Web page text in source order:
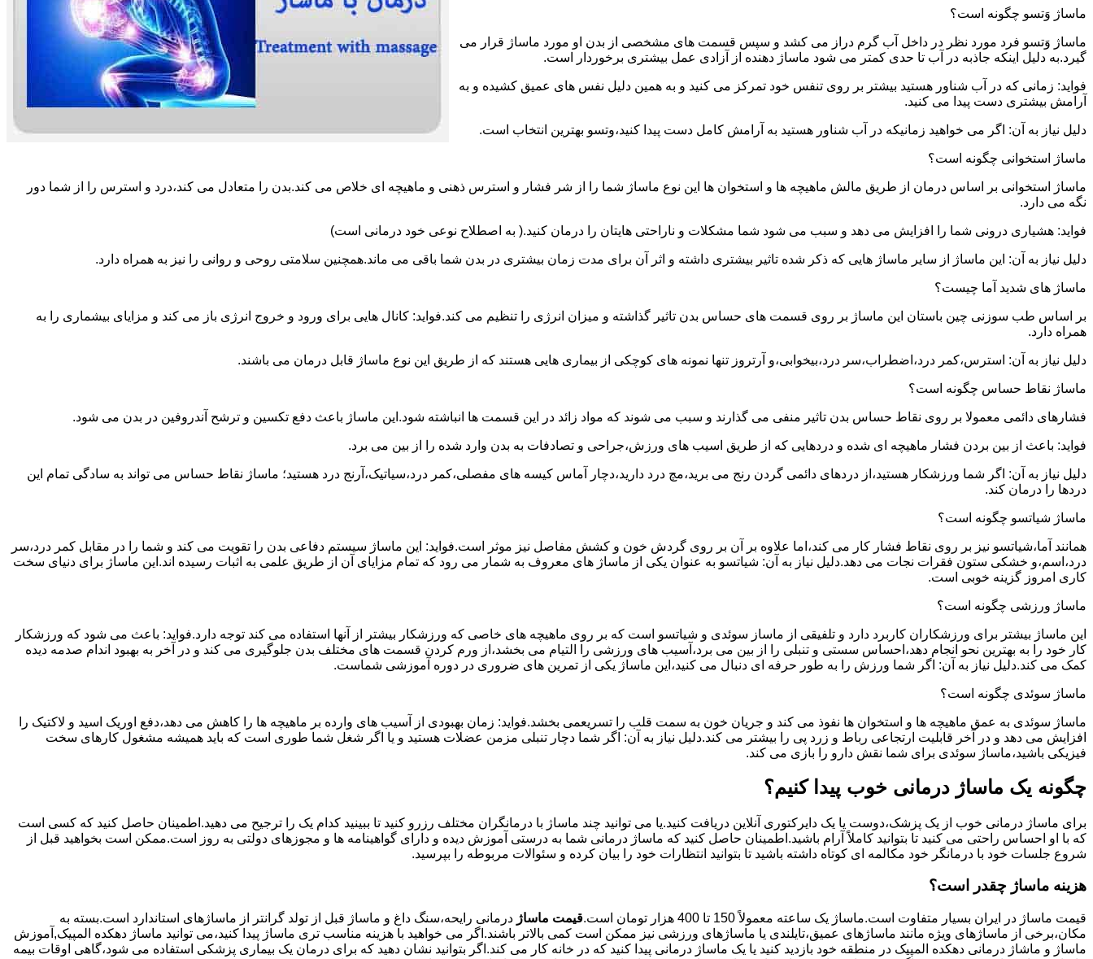
ماساژ وَتسو چگونه است؟
ماساژ وَتسو فرد مورد نظر در داخل آب گرم دراز می کشد و سپس قسمت های مشخصی از بدن او مورد ماساژ قرار می
گیرد.به دلیل اینکه جاذبه در آب تا حدی کمتر می شود ماساژ دهنده از آزادی عمل بیشتری برخوردار است.
فواید: زمانی که در آب شناور هستید بیشتر بر روی تنفس خود تمرکز می کنید و به همین دلیل نفس های عمیق کشیده و به
آرامش بیشتری دست پیدا می کنید.
دلیل نیاز به آن: اگر می خواهید زمانیکه در آب شناور هستید به آرامش کامل دست پیدا کنید،وتسو بهترین انتخاب است.
ماساژ استخوانی چگونه است؟
ماساژ استخوانی بر اساس درمان از طریق مالش ماهیچه ها و استخوان ها این نوع ماساژ شما را از شر فشار و استرس ذهنی و ماهیچه ای خلاص می کند.بدن را متعادل می کند،درد و استرس را از شما دور
نگه می دارد.
فواید: هشیاری درونی شما را افزایش می دهد و سبب می شود شما مشکلات و ناراحتی هایتان را درمان کنید.( به اصطلاح نوعی خود درمانی است)
دلیل نیاز به آن: این ماساژ از سایر ماساژ هایی که ذکر شده تاثیر بیشتری داشته و اثر آن برای مدت زمان بیشتری در بدن شما باقی می ماند.همچنین سلامتی روحی و روانی را نیز به همراه دارد.
ماساژ های شدید آما چیست؟
بر اساس طب سوزنی چین باستان این ماساژ بر روی قسمت های حساس بدن تاثیر گذاشته و میزان انرژی را تنظیم می کند.فواید: کانال هایی برای ورود و خروج انرژی باز می کند و مزایای بیشماری را به
همراه دارد.
دلیل نیاز به آن: استرس،کمر درد،اضطراب،سر درد،بیخوابی،و آرتروز تنها نمونه های کوچکی از بیماری هایی هستند که از طریق این نوع ماساژ قابل درمان می باشند.
ماساژ نقاط حساس چگونه است؟
فشارهای دائمی معمولا بر روی نقاط حساس بدن تاثیر منفی می گذارند و سبب می شوند که مواد زائد در این قسمت ها انباشته شود.این ماساژ باعث دفع تکسین و ترشح آندروفین در بدن می شود.
فواید: باعث از بین بردن فشار ماهیچه ای شده و دردهایی که از طریق اسیب های ورزش،جراحی و تصادفات به بدن وارد شده را از بین می برد.
دلیل نیاز به آن: اگر شما ورزشکار هستید،از دردهای دائمی گردن رنج می برید،مچ درد دارید،دچار آماس کیسه های مفصلی،کمر درد،سیاتیک،آرنج درد هستید؛ ماساژ نقاط حساس می تواند به سادگی تمام این
دردها را درمان کند.
ماساژ شیاتسو چگونه است؟
همانند آما،شیاتسو نیز بر روی نقاط فشار کار می کند،اما علاوه بر آن بر روی گردش خون و کشش مفاصل نیز موثر است.فواید: این ماساژ سیستم دفاعی بدن را تقویت می کند و شما را در مقابل کمر درد،سر
درد،اسم،و خشکی ستون فقرات نجات می دهد.دلیل نیاز به آن: شیاتسو به عنوان یکی از ماساژ های معروف به شمار می رود که تمام مزایای آن از طریق علمی به اثبات رسیده اند.این ماساژ برای دنیای سخت
کاری امروز گزینه خوبی است.
ماساژ ورزشی چگونه است؟
این ماساژ بیشتر برای ورزشکاران کاربرد دارد و تلفیقی از ماساز سوئدی و شیاتسو است که بر روی ماهیچه های خاصی که ورزشکار بیشتر از آنها استفاده می کند توجه دارد.فواید: باعث می شود که ورزشکار
کار خود را به بهترین نحو انجام دهد،احساس سستی و تنبلی را از بین می برد،آسیب های ورزشی را التیام می بخشد،از ورم کردن قسمت های مختلف بدن جلوگیری می کند و در آخر به بهبود اندام صدمه دیده
کمک می کند.دلیل نیاز به آن: اگر شما ورزش را به طور حرفه ای دنبال می کنید،این ماساژ یکی از تمرین های ضروری در دوره آموزشی شماست.
ماساژ سوئدی چگونه است؟
ماساژ سوئدی به عمق ماهیچه ها و استخوان ها نفوذ می کند و جریان خون به سمت قلب را تسریعمی بخشد.فواید: زمان بهبودی از آسیب های وارده بر ماهیچه ها را کاهش می دهد،دفع اوریک اسید و لاکتیک را
افزایش می دهد و در آخر قابلیت ارتجاعی رباط و زرد پی را بیشتر می کند.دلیل نیاز به آن: اگر شما دچار تنبلی مزمن عضلات هستید و یا اگر شغل شما طوری است که باید همیشه مشغول کارهای سخت
فیزیکی باشید،ماساژ سوئدی برای شما نقش دارو را بازی می کند.
چگونه یک ماساژ درمانی خوب پیدا کنیم؟
برای ماساژ درمانی خوب از یک پزشک،دوست یا یک دایرکتوری آنلاین دریافت کنید.یا می توانید چند ماساژ با درمانگران مختلف رزرو کنید تا ببینید کدام یک را ترجیح می دهید.اطمینان حاصل کنید که کسی است
که با او احساس راحتی می کنید تا بتوانید کاملاً آرام باشید.اطمینان حاصل کنید که ماساژ درمانی شما به درستی آموزش دیده و دارای گواهینامه ها و مجوزهای دولتی به روز است.ممکن است بخواهید قبل از
شروع جلسات خود با درمانگر خود مکالمه ای کوتاه داشته باشید تا بتوانید انتظارات خود را بیان کرده و سئوالات مربوطه را بپرسید.
هزینه ماساژ چقدر است؟
قیمت ماساژ در ایران بسیار متفاوت است.ماساژ یک ساعته معمولاً 150 تا 400 هزار تومان است. قیمت ماساژ درمانی رایحه،سنگ داغ و ماساژ قبل از تولد گرانتر از ماساژهای استاندارد است.بسته به
مکان،برخی از ماساژهای ویژه مانند ماساژهای عمیق،تایلندی یا ماساژهای ورزشی نیز ممکن است کمی بالاتر باشند.اگر می خواهید با هزینه مناسب تری ماساژ پیدا کنید،می توانید ماساژ دهکده المپیک,آموزش
ماساژ و ماشاژ درمانی دهکده المپیک در منطقه خود بازدید کنید یا یک ماساژ درمانی پیدا کنید که در خانه کار می کند.اگر بتوانید نشان دهید که برای درمان یک بیماری پزشکی استفاده می شود،گاهی اوقات بیمه